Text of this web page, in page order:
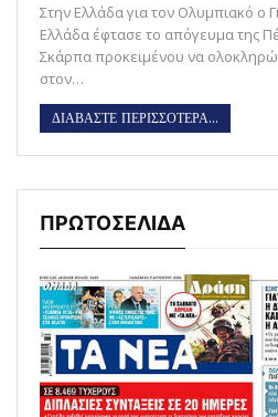
Στην Ελλάδα για τον Ολυμπιακό ο
Ελλάδα έφτασε το απόγευμα της
Σκάρπα προκειμένου να
στον…
ΔΙΑΒΑΣΤΕ ΠΕΡΙΣΣΟΤΕΡΑ...
ΠΡΩΤΟΣΕΛΙΔΑ